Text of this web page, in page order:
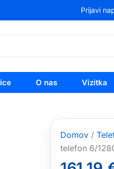
Prijavi
O nas Vizitka
Domov /
telefon 6/